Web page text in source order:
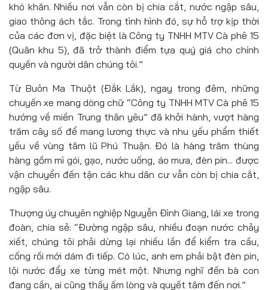
khó khăn. Nhiều nơi vẫn còn bị chia cắt, nước ngập sâu,
giao thông ách tắc. Trong tình hình đó, sự hỗ trợ kịp thời
của các đơn vị, đặc biệt là Công ty TNHH MTV Cà phê 15
(Quân khu 5), đã trở thành điểm tựa quý giá cho chính
quyền và người dân chúng tôi.”
Từ Buôn Ma Thuột (Đắk Lắk), ngay trong đêm, những
chuyến xe mang dòng chữ “Công ty TNHH MTV Cà phê 15
hướng về miền Trung thân yêu” đã khởi hành, vượt hàng
trăm cây số để mang lương thực và nhu yếu phẩm thiết
yếu về vùng tâm lũ Phú Thuận. Đó là hàng trăm thùng
hàng gồm mì gói, gạo, nước uống, áo mưa, đèn pin... được
vận chuyển đến tận các khu dân cư vẫn còn bị chia cắt,
ngập sâu.
Thượng úy chuyên nghiệp Nguyễn Đình Giang, lái xe trong
đoàn, chia sẻ: “Đường ngập sâu, nhiều đoạn nước chảy
xiết, chúng tôi phải dừng lại nhiều lần để kiểm tra cầu,
cống rồi mới dám đi tiếp. Có lúc, anh em phải bật đèn pin,
lội nước đẩy xe từng mét một. Nhưng nghĩ đến bà con
đang cần, ai cũng thấy ấm lòng và quyết tâm đến nơi.”